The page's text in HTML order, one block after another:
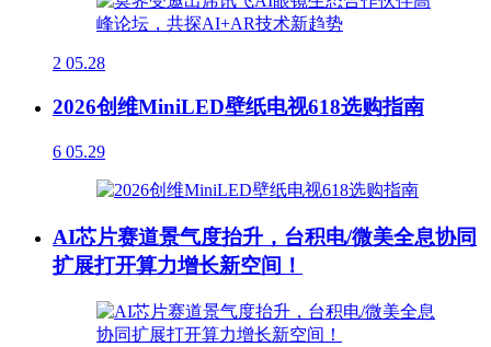
2 05.28
2026创维MiniLED壁纸电视618选购指南
6 05.29
AI芯片赛道景气度抬升，台积电/微美全息协同
扩展打开算力增长新空间！